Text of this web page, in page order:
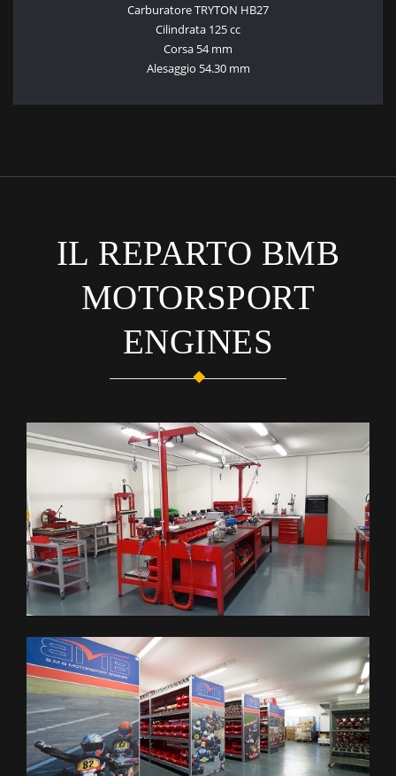
Carburatore TRYTON HB27
Cilindrata 125 cc
Corsa 54 mm
Alesaggio 54.30 mm
IL REPARTO BMB
MOTORSPORT
ENGINES